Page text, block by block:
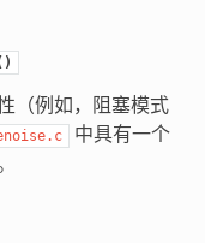
（例如，阻塞模式
中具有一个